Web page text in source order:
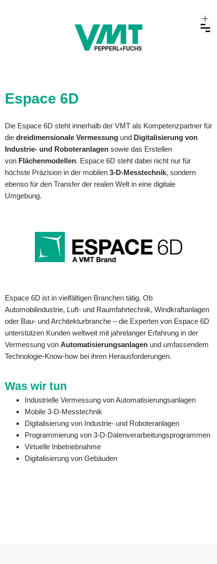
Espace 6D
Die Espace 6D steht innerhalb der VMT als Kompetenzpartner für
die dreidimensionale Vermessung und Digitalisierung von
Industrie- und Roboteranlagen sowie das Erstellen
von Flächenmodellen. Espace 6D steht dabei nicht nur für
höchste Präzision in der mobilen 3-D-Messtechnik, sondern
ebenso für den Transfer der realen Welt in eine digitale
Umgebung.
Espace 6D ist in vielfältigen Branchen tätig. Ob
Automobilindustrie, Luft- und Raumfahrtechnik, Windkraftanlagen
oder Bau- und Architekturbranche – die Experten von Espace 6D
unterstützen Kunden weltweit mit jahrelanger Erfahrung in der
Vermessung von Automatisierungsanlagen und umfassendem
Technologie-Know-how bei ihren Herausforderungen.
Was wir tun
Industrielle Vermessung von Automatisierungsanlagen
Mobile 3-D-Messtechnik
Digitalisierung von Industrie- und Roboteranlagen
Programmierung von 3-D-Datenverarbeitungsprogrammen
Virtuelle Inbetriebnahme
Digitalisierung von Gebäuden